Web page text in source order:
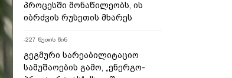
პროცესში მონაწილეობს, ის
იბრძვის რუსეთის მხარეს
-227 წუთის წინ
გეგმური სარეაბილიტაციო
სამუშაოების გამო, „ენერგო-